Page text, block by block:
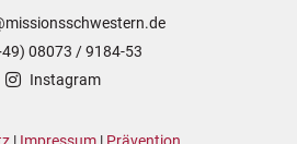
08073 / 9184-53
Instagram
| Impressum| Prävention